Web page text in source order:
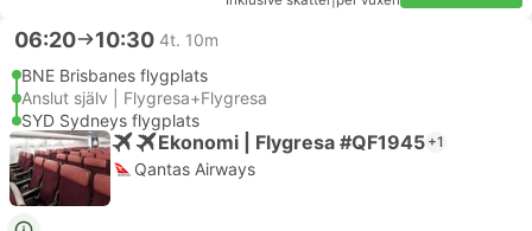
06:20 10:30 4t. 10m
BNE Brisbanes flygplats
Anslut själv | Flygresa+Flygresa
SYD Sydneys flygplats
Ekonomi | Flygresa #QF1945 +1
Qantas Airways